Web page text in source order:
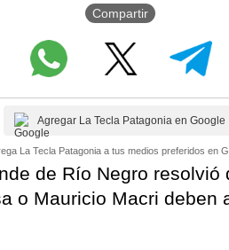
Compartir
Agregar La Tecla Patagonia en Google
La Tecla Patagonia a tus medios preferidos en
de Río Negro resolvió
o Mauricio Macri deben